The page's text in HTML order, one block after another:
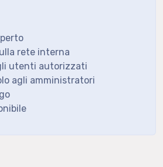
rete interna
utenti autorizzati
agli amministratori